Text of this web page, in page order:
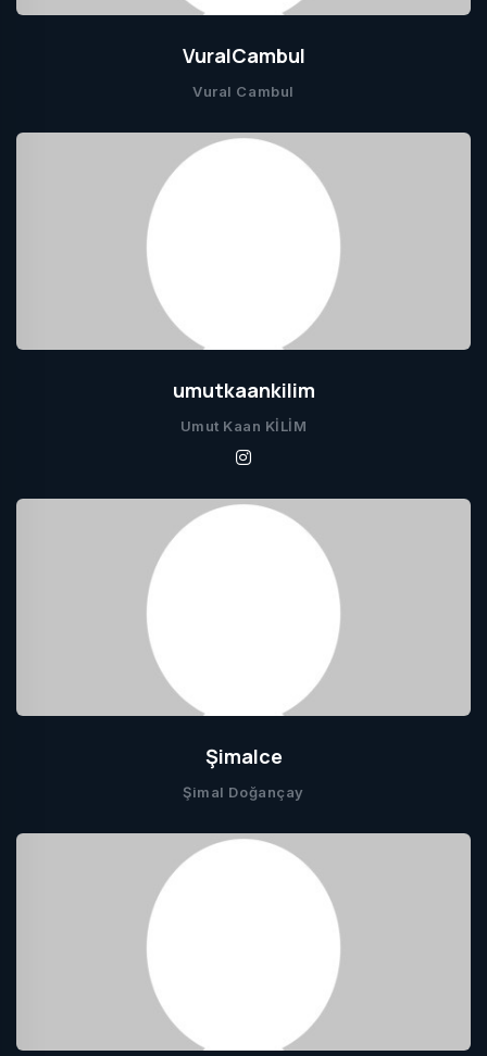
VuralCambul
Vural Cambul
umutkaankilim
Umut Kaan KİLİM
Şimalce
Şimal Doğançay